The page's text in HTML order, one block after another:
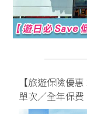
【旅遊保險優
單次／全年保費